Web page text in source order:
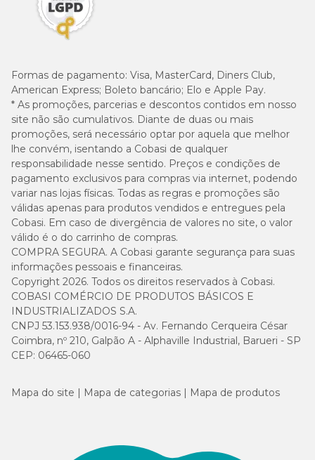
Formas de pagamento: Visa, MasterCard, Diners Club,
American Express; Boleto bancário; Elo e Apple Pay.
* As promoções, parcerias e descontos contidos em nosso
site não são cumulativos. Diante de duas ou mais
promoções, será necessário optar por aquela que melhor
lhe convém, isentando a Cobasi de qualquer
responsabilidade nesse sentido. Preços e condições de
pagamento exclusivos para compras via internet, podendo
variar nas lojas físicas. Todas as regras e promoções são
válidas apenas para produtos vendidos e entregues pela
Cobasi. Em caso de divergência de valores no site, o valor
válido é o do carrinho de compras.
COMPRA SEGURA. A Cobasi garante segurança para suas
informações pessoais e financeiras.
Copyright 2026. Todos os direitos reservados à Cobasi.
COBASI COMÉRCIO DE PRODUTOS BÁSICOS E
INDUSTRIALIZADOS S.A.
CNPJ 53.153.938/0016-94 - Av. Fernando Cerqueira César
Coimbra, nº 210, Galpão A - Alphaville Industrial, Barueri - SP
CEP: 06465-060
Mapa do site Mapa de categorias Mapa de produtos